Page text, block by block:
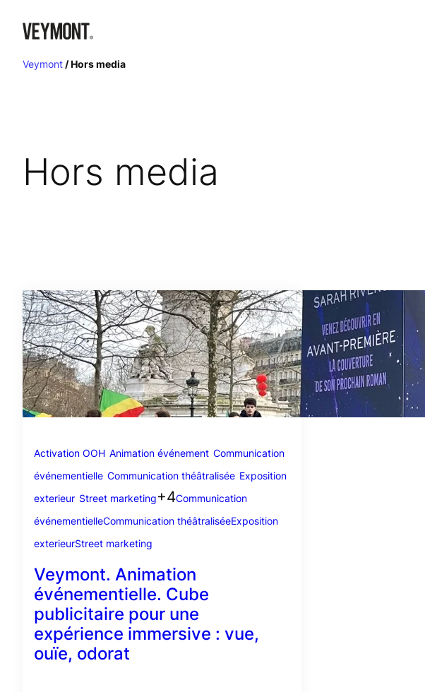
Veymont /Hors media
Hors media
Activation OOH Animation événement Communication
événementielle Communication théâtralisée Exposition
exterieur Street marketing+4Communication
événementielleCommunication théâtraliséeExposition
exterieurStreet marketing
Veymont. Animation
événementielle. Cube
publicitaire pour une
expérience immersive : vue,
ouïe, odorat